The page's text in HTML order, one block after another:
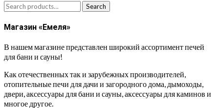
Search
for:
Search
Магазин «Емеля»
В нашем магазине представлен широкий ассортимент печей
для бани и сауны!
Как отечественных так и зарубежных производителей,
отопительные печи для дачи и загородного дома, дымоходы,
двери, аксессуары для бани и сауны, аксессуары для каминов и
многое другое.